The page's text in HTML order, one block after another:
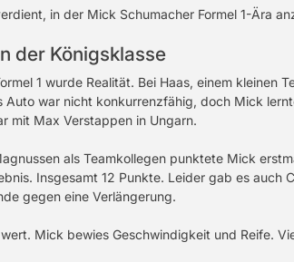
in der Mick Schumacher Formel 1-Ära
der Königsklasse
1 wurde Realität. Bei Haas, einem kleinen
war nicht konkurrenzfähig, doch Mick
mit Max Verstappen in Ungarn.
als Teamkollegen punktete Mick
Insgesamt 12 Punkte. Leider gab es auch
gegen eine Verlängerung.
Mick bewies Geschwindigkeit und Reife.